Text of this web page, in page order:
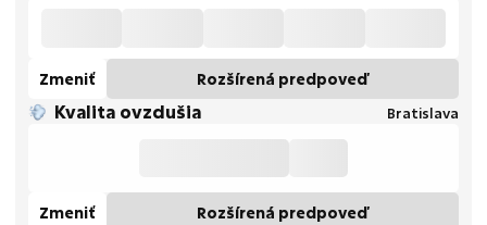
Zmeniť Rozšírená predpoveď
Kvalita ovzdušia Bratislava
Zmeniť Rozšírená predpoveď